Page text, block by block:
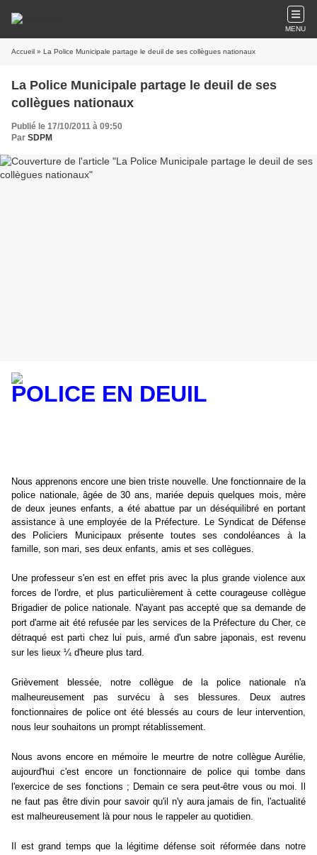
MENU
Accueil » La Police Municipale partage le deuil de ses collègues nationaux
La Police Municipale partage le deuil de ses
collègues nationaux
Publié le 17/10/2011 à 09:50
Par SDPM
POLICE EN DEUIL
Nous apprenons encore une bien triste nouvelle. Une fonctionnaire de la
police nationale, âgée de 30 ans, mariée depuis quelques mois, mère
de deux jeunes enfants, a été abattue par un déséquilibré en portant
assistance à une employée de la Préfecture. Le Syndicat de Défense
des Policiers Municipaux présente toutes ses condoléances à la
famille, son mari, ses deux enfants, amis et ses collègues.
Une professeur s'en est en effet pris avec la plus grande violence aux
forces de l'ordre, et plus particulièrement à cette courageuse collègue
Brigadier de police nationale. N'ayant pas accepté que sa demande de
port d'arme ait été refusée par les services de la Préfecture du Cher, ce
détraqué est parti chez lui puis, armé d'un sabre japonais, est revenu
sur les lieux ¼ d'heure plus tard.
Grièvement blessée, notre collègue de la police nationale n'a
malheureusement pas survécu à ses blessures. Deux autres
fonctionnaires de police ont été blessés au cours de leur intervention,
nous leur souhaitons un prompt rétablissement.
Nous avons encore en mémoire le meurtre de notre collègue Aurélie,
aujourd'hui c'est encore un fonctionnaire de police qui tombe dans
l'exercice de ses fonctions ; Demain ce sera peut-être vous ou moi. Il
ne faut pas être divin pour savoir qu'il n'y aura jamais de fin, l'actualité
est malheureusement là pour nous le rappeler au quotidien.
Il est grand temps que la légitime défense soit réformée dans notre